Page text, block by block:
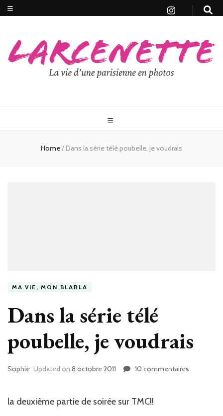
Home/ Dans la série télé poubelle, je voudrais
MA VIE, MON BLABLA
Dans la série télé
poubelle, je voudrais
Sophie Updated on 8 octobre 2011 10 commentaires
la deuxième partie de soirée sur TMC!!